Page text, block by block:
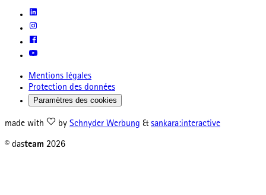
Mentions légales
Protection des données
Paramètres des cookies
made with by Schnyder Werbung & sankara:interactive
© dasteam 2026